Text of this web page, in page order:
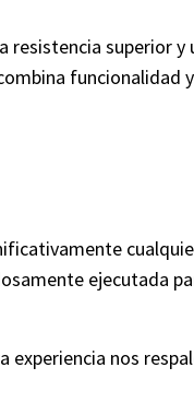
superior y
funcionalidad
ejecutada
experiencia nos